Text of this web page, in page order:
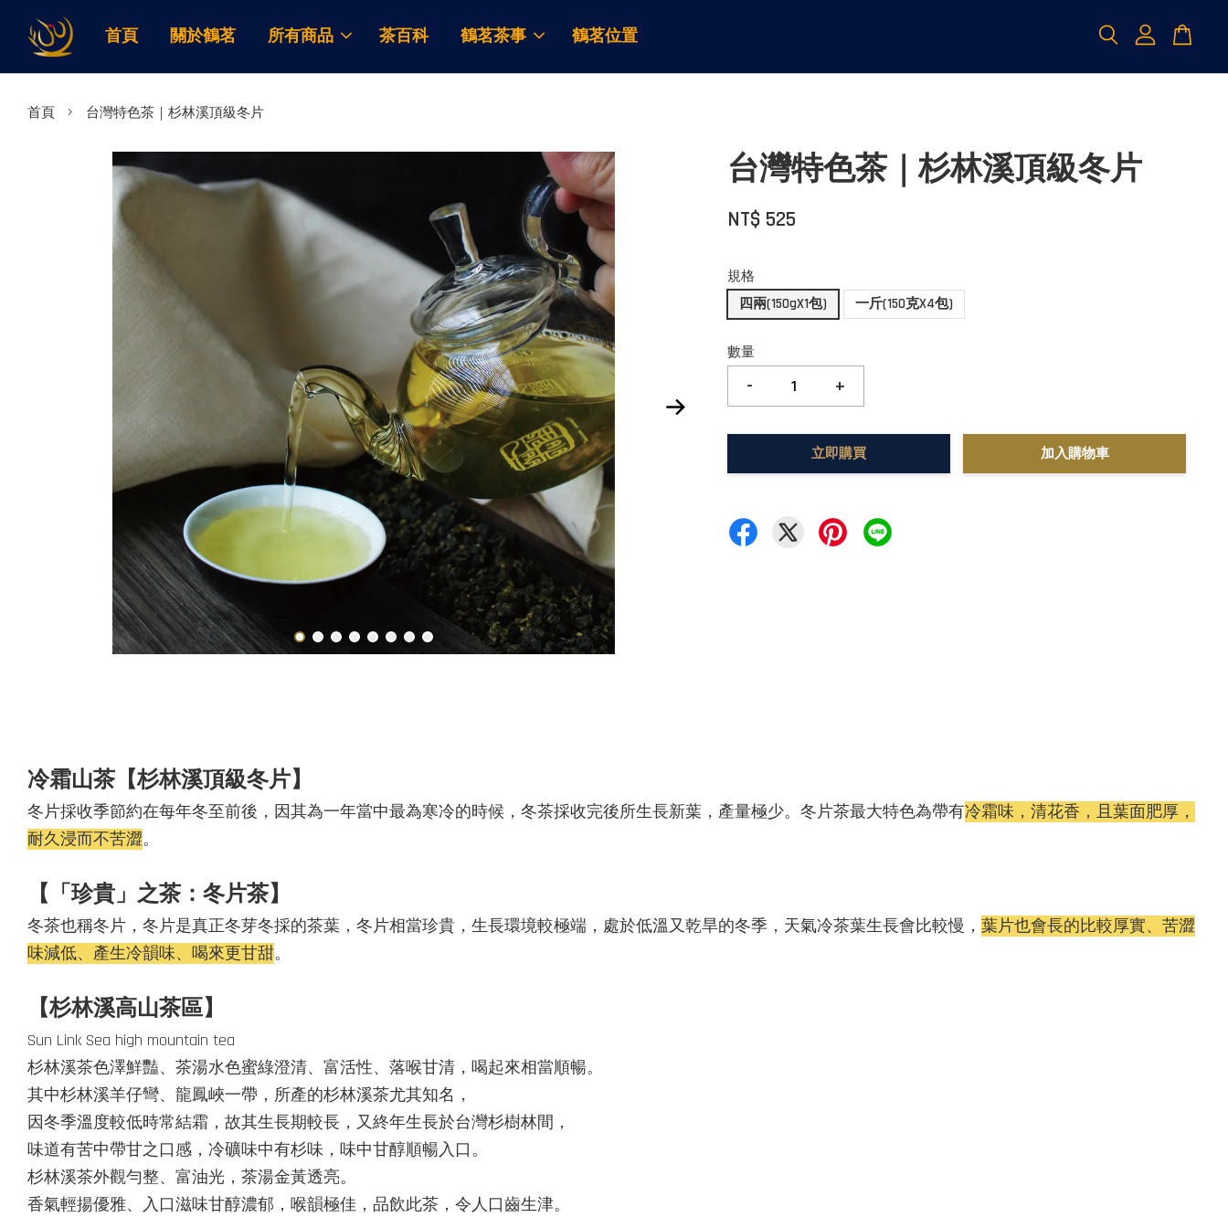
首頁 關於鶴茗 所有商品 茶百科 鶴茗茶事 鶴茗位置
首頁 › 台灣特色茶｜杉林溪頂級冬片
台灣特色茶｜杉林溪頂級冬片
NT$ 525
規格
四兩(150gX1包)
一斤(150克X4包)
數量
- +
立即購買 加入購物車
冷霜山茶【杉林溪頂級冬片】
冬片採收季節約在每年冬至前後，因其為一年當中最為寒冷的時候，冬茶採收完後所生長新葉，產量極少。冬片茶最大特色為帶有冷霜味，清花香，且葉面肥厚，
耐久浸而不苦澀。
【「珍貴」之茶：冬片茶】
冬茶也稱冬片，冬片是真正冬芽冬採的茶葉，冬片相當珍貴，生長環境較極端，處於低溫又乾旱的冬季，天氣冷茶葉生長會比較慢， 葉片也會長的比較厚實、苦澀
味減低、產生冷韻味、喝來更甘甜。
【杉林溪高山茶區】
Sun Link Sea high mountain tea
杉林溪茶色澤鮮豔、茶湯水色蜜綠澄清、富活性、落喉甘清，喝起來相當順暢。
其中杉林溪羊仔彎、龍鳳峽一帶，所產的杉林溪茶尤其知名，
因冬季溫度較低時常結霜，故其生長期較長，又終年生長於台灣杉樹林間，
味道有苦中帶甘之口感， 冷礦味中有杉味，味中甘醇順暢入口。
杉林溪茶外觀勻整、富油光，茶湯金黃透亮。
香氣輕揚優雅、入口滋味甘醇濃郁，喉韻極佳，品飲此茶，令人口齒生津。